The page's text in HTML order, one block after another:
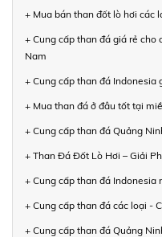
+ Mua bán than đốt lò hơi các
+ Cung cấp than đá giá rẻ cho
Nam
+ Cung cấp than đá Indonesia
+ Mua than đá ở đâu tốt tại
+ Cung cấp than đá Quảng
+ Than Đá Đốt Lò Hơi – Giải
+ Cung cấp than đá Indonesia
+ Cung cấp than đá các loại -
+ Cung cấp than đá Quảng